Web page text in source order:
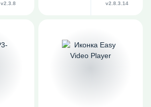
v2.3.8 v2.8.3.14